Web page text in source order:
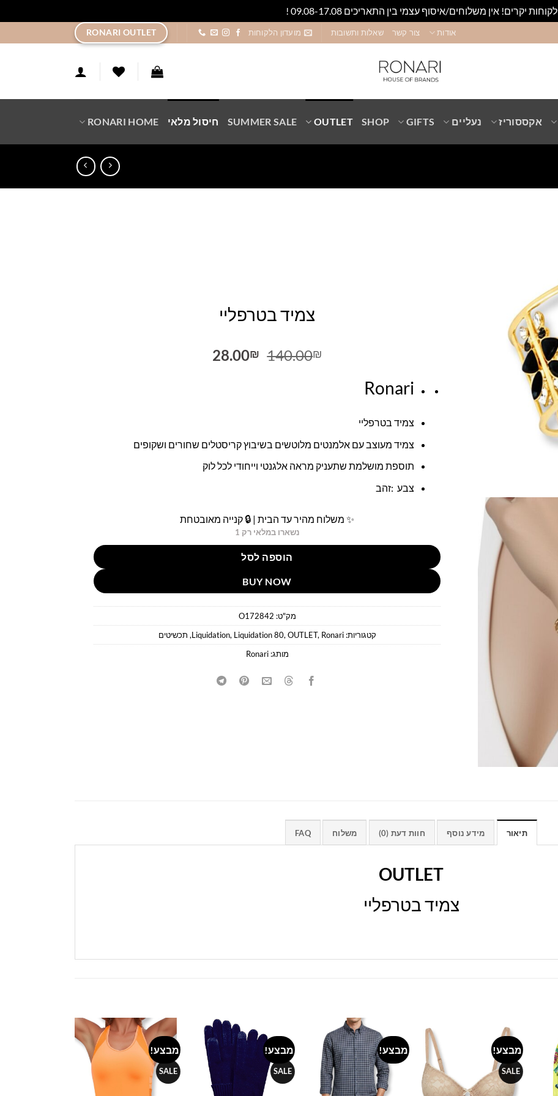
לקוחות יקרים! אין משלוחים/איסוף עצמי בין התאריכים 09.08-17.08 !
אודות צור קשר שאלות ותשובות מועדון הלקוחות RONARI OUTLET
אקססוריז נעליים GIFTS
SHOP
OUTLET
SUMMER SALE חיסול מלאי RONARI HOME
צמיד בטרפליי
140.00₪
המחיר
28.00₪
Ronari
צמיד בטרפליי
צמיד מעוצב עם אלמנטים מלוטשים בשיבוץ קריסטלים שחורים ושקופים
תוספת מושלמת שתעניק מראה אלגנטי וייחודי לכל לוק
צבע :זהב
✨ משלוח מהיר עד הבית | 🔒 קנייה מאובטחת
נשארו במלאי רק 1
הוספה לסל
BUY NOW
מק"ט: O172842
קטגוריות:
Liquidation, Liquidation 80, OUTLET, Ronari
, תכשיטים
מותג:Ronari
תיאור מידע נוסף חוות דעת (0) משלוח FAQ
OUTLET
צמיד בטרפליי
Add to
wishlist
מבצע!
SALE
Add to
wishlist
מבצע!
Add to
wishlist
מבצע!
SALE
Add to
wishlist
מבצע!
SALE
Add to
wishlist